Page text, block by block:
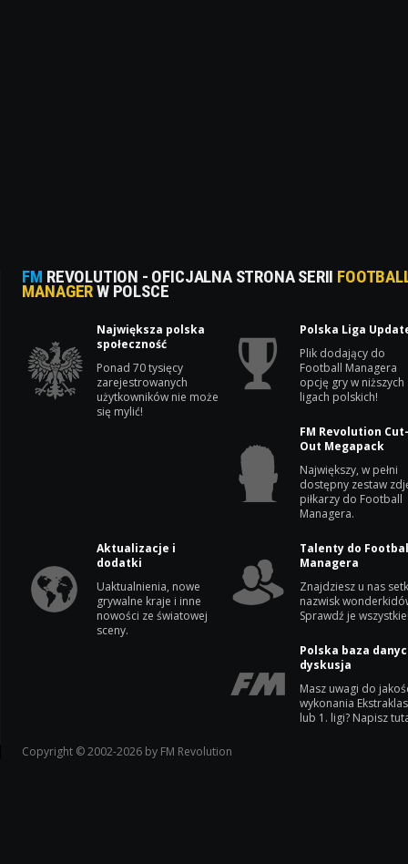
FM REVOLUTION - OFICJALNA STRONA SERII
MANAGERW POLSCE
Największa polska
społeczność
Ponad 70 tysięcy
zarejestrowanych
użytkowników nie może
się mylić!
Polska Liga
Plik dodający do
Football Managera
opcję gry w niższych
ligach polskich!
FM Revolution
Out Megapack
Największy, w pełni
dostępny zestaw
piłkarzy do Football
Managera.
Aktualizacje i
dodatki
Uaktualnienia, nowe
grywalne kraje i inne
nowości ze światowej
sceny.
Talenty do
Managera
Znajdziesz u nas
nazwisk
Sprawdź je
Polska baza
dyskusja
Masz uwagi do
wykonania
lub 1. ligi? Napisz
Copyright © 2002-2026 by FM Revolution